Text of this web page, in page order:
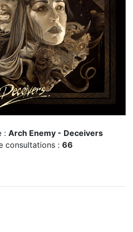
: Arch Enemy - Deceivers
consultations : 66